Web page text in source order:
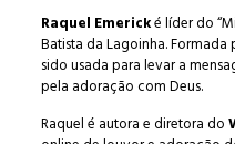
Raquel Emerické líder do
Batista da Lagoinha. Formada
sido usada para levar a
pela adoração com Deus.
Raquel é autora e diretora do